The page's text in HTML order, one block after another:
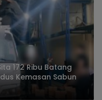
172 Ribu Batang
Kemasan Sabun